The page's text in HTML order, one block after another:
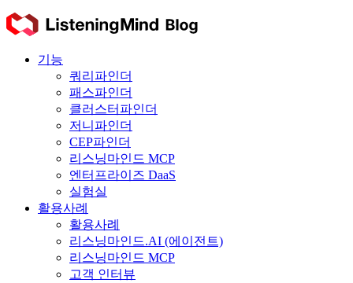
Skip
to
기능
쿼리파인더
패스파인더
클러스터파인더
저니파인더
CEP파인더
리스닝마인드 MCP
엔터프라이즈 DaaS
실험실
활용사례
활용사례
리스닝마인드.AI (에이전트)
리스닝마인드 MCP
고객 인터뷰